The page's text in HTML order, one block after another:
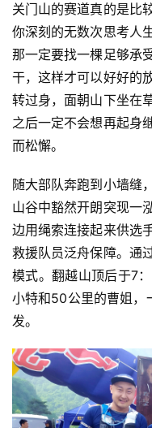
关门山的赛道真的是比
你深刻的无数次思考人
那一定要找一棵足够承
干，这样才可以好好的
转过身，面朝山下坐在
之后一定不会想再起身
而松懈。
随大部队奔跑到小墙缝
山谷中豁然开朗突现一
边用绳索连接起来供选
救援队员泛舟保障。通
模式。翻越山顶后于7
小特和50公里的曹姐，
发。